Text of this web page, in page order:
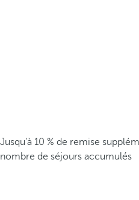
Jusqu’à 10 % de remise
nombre de séjours accumulés